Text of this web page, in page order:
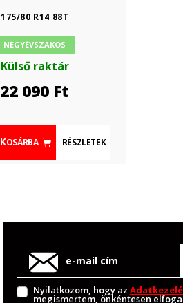
175/80 R14 88T
NÉGYÉVSZAKOS
Külső raktár
22 090 Ft
KOSÁRBA RÉSZLETEK
Nyilatkozom, hogy az
megismertem, önkéntesen